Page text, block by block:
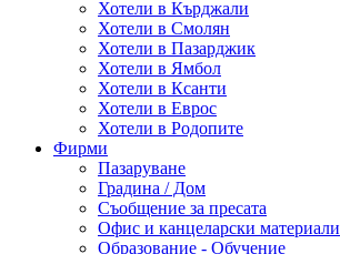
Хотели в Кърджали
Хотели в Смолян
Хотели в Пазарджик
Хотели в Ямбол
Хотели в Ксанти
Хотели в Еврос
Хотели в Родопите
Фирми
Пазаруване
Градина / Дом
Съобщение за пресата
Офис и канцеларски материали
Образование - Обучение